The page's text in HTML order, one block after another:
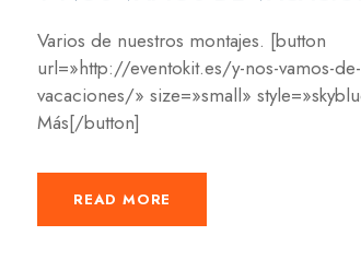
Varios de nuestros montajes. [button
url=»http://eventokit.es/y-nos-vamos-de-
vacaciones/» size=»small»
Más[/button]
READ MORE